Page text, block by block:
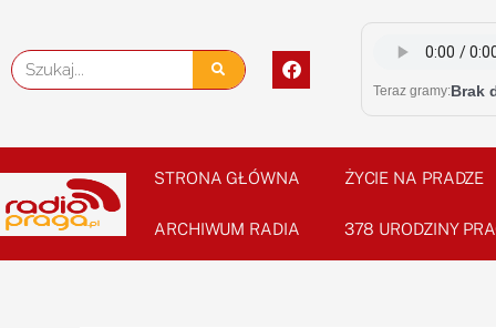
content
Szukaj
F
a
c
o
o
k
Teraz gramy:Brak
STRONA GŁÓWNA ŻYCIE NA PRADZE
ARCHIWUM RADIA 378 URODZINY